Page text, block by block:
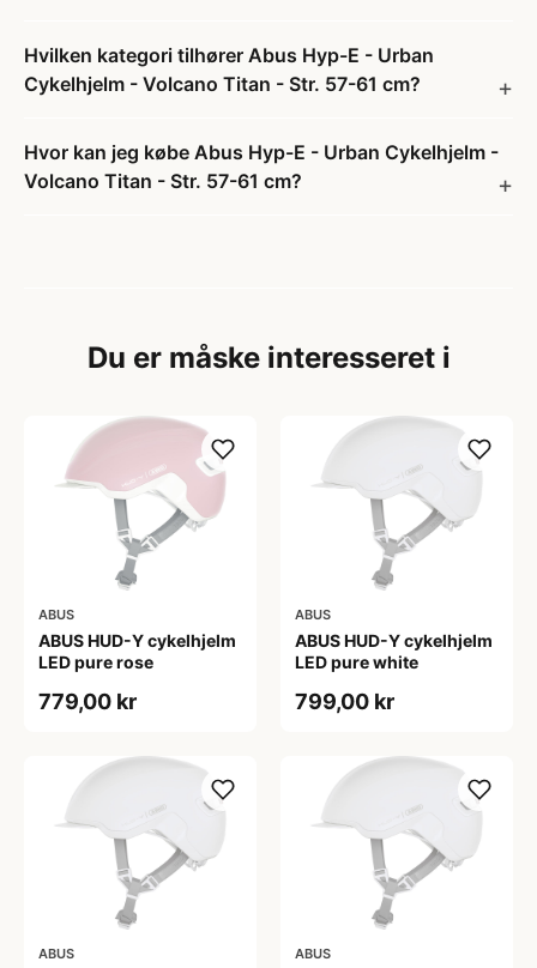
Hvilken kategori tilhører Abus Hyp-E - Urban
Cykelhjelm - Volcano Titan - Str. 57-61 cm?
Hvor kan jeg købe Abus Hyp-E - Urban Cykelhjelm -
Volcano Titan - Str. 57-61 cm?
Du er måske interesseret i
ABUS
ABUS HUD-Y cykelhjelm
LED pure rose
779,00 kr
ABUS
ABUS HUD-Y cykelhjelm
LED pure white
799,00 kr
ABUS ABUS